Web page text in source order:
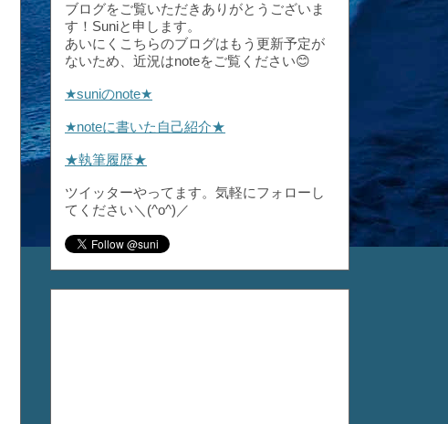
ブログをご覧いただきありがとうございま
す！Suniと申します。
あいにくこちらのブログはもう更新予定が
ないため、近況はnoteをご覧ください😊
★suniのnote★
★noteに書いた自己紹介★
★執筆履歴★
ツイッターやってます。気軽にフォローし
てください＼(^o^)／